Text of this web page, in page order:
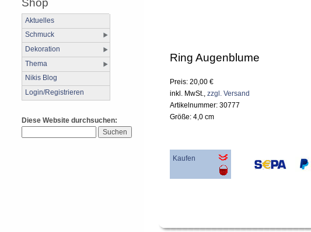
Shop
Aktuelles
Schmuck
Dekoration
Thema
Nikis Blog
Login/Registrieren
Diese Website durchsuchen:
Ring Augenblume
Preis: 20,00 €
inkl. MwSt., zzgl. Versand
Artikelnummer: 30777
Größe: 4,0 cm
Kaufen